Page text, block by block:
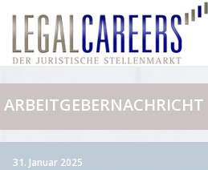
ARBEITGEBERNACHRICHT
31. Januar 2025